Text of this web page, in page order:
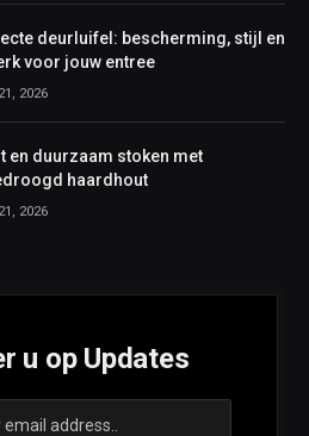
deurluifel: bescherming, stijl en
voor jouw entree
2026
en duurzaam stoken met
haardhout
2026
u op Updates